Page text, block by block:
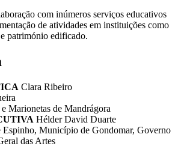
com inúmeros serviços educativos
de atividades em instituições como
património edificado.
Clara Ribeiro
Marionetas de Mandrágora
Hélder David Duarte
Município de Gondomar, Governo
das Artes